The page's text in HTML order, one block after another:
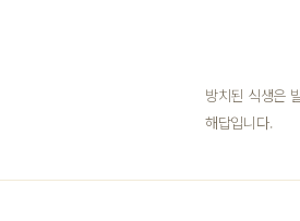
방치된 식생은
해답입니다.